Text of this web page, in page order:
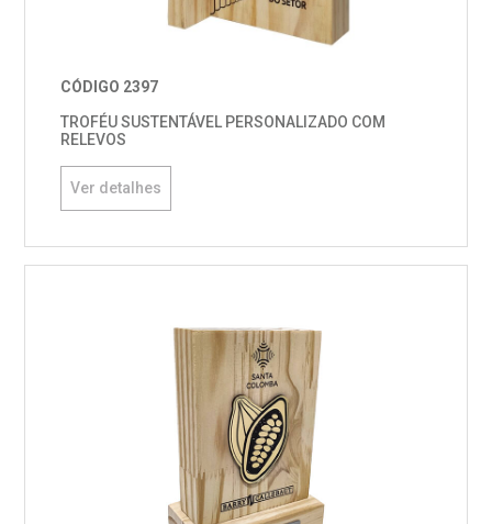
CÓDIGO 2397
TROFÉU SUSTENTÁVEL PERSONALIZADO COM
RELEVOS
Ver detalhes